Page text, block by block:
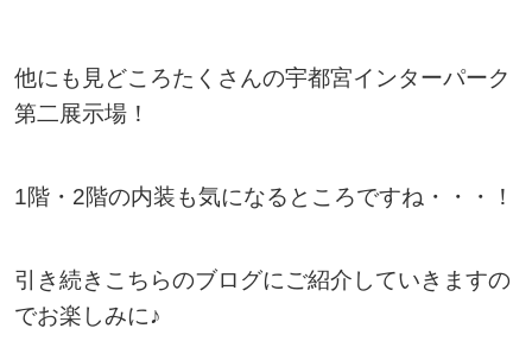
他にも見どころたくさんの宇都宮インターパーク
第二展示場！
1階・2階の内装も気になるところですね・・・！
引き続きこちらのブログにご紹介していきますの
でお楽しみに♪